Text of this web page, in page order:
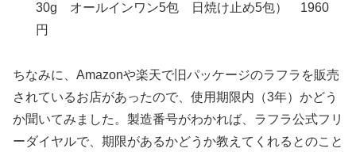
30g オールインワン5包 日焼け止め5包） 1960
円
ちなみに、Amazonや楽天で旧パッケージのラフラを販売
されているお店があったので、使用期限内（3年）かどう
か聞いてみました。製造番号がわかれば、ラフラ公式フリ
ーダイヤルで、期限があるかどうか教えてくれるとのこと